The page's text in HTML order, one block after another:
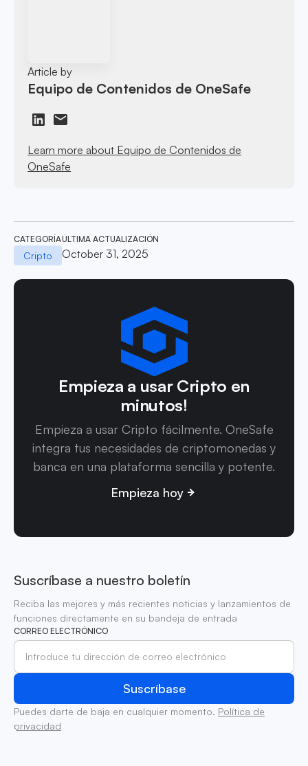
Article by
Equipo de Contenidos de OneSafe
Learn more about Equipo de Contenidos de
OneSafe
CATEGORÍA
Cripto
ÚLTIMA ACTUALIZACIÓN
October 31, 2025
Empieza a usar Cripto en
minutos!
Empieza a usar Cripto fácilmente. OneSafe
integra tus necesidades de criptomonedas y
banca en una plataforma sencilla y potente.
Empieza hoy
Suscríbase a nuestro boletín
Reciba las mejores y más recientes noticias y lanzamientos de
funciones directamente en su bandeja de entrada
CORREO ELECTRÓNICO
Puedes darte de baja en cualquier momento. Política de
privacidad